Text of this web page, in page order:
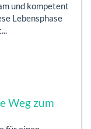
und kompetent
Lebensphase
Weg zum